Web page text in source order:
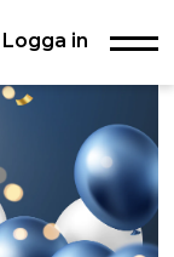
Logga in